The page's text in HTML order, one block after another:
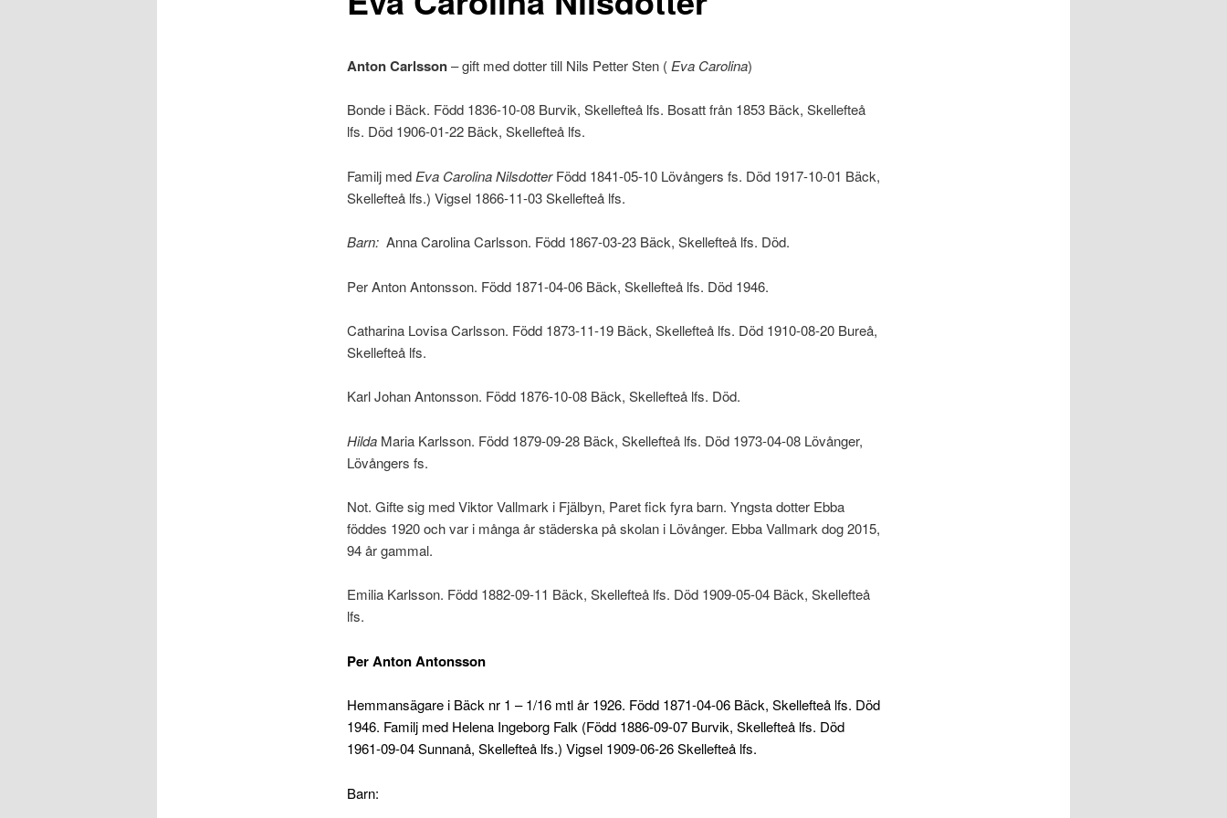
Anton Carlsson– gift med dotter till Nils Petter Sten ( Eva Carolina)
Bonde i Bäck. Född 1836-10-08 Burvik, Skellefteå lfs. Bosatt från 1853 Bäck, Skellefteå
lfs. Död 1906-01-22 Bäck, Skellefteå lfs.
Familj med Eva Carolina NilsdotterFödd 1841-05-10 Lövångers fs. Död 1917-10-01 Bäck,
Skellefteå lfs.) Vigsel 1866-11-03 Skellefteå lfs.
Barn: Anna Carolina Carlsson. Född 1867-03-23 Bäck, Skellefteå lfs. Död.
Per Anton Antonsson. Född 1871-04-06 Bäck, Skellefteå lfs. Död 1946.
Catharina Lovisa Carlsson. Född 1873-11-19 Bäck, Skellefteå lfs. Död 1910-08-20 Bureå,
Skellefteå lfs.
Karl Johan Antonsson. Född 1876-10-08 Bäck, Skellefteå lfs. Död.
Hilda Maria Karlsson. Född 1879-09-28 Bäck, Skellefteå lfs. Död 1973-04-08 Lövånger,
Lövångers fs.
Not. Gifte sig med Viktor Vallmark i Fjälbyn, Paret fick fyra barn. Yngsta dotter Ebba
föddes 1920 och var i många år städerska på skolan i Lövånger. Ebba Vallmark dog 2015,
94 år gammal.
Emilia Karlsson. Född 1882-09-11 Bäck, Skellefteå lfs. Död 1909-05-04 Bäck, Skellefteå
lfs.
Per Anton Antonsson
Hemmansägare i Bäck nr 1 – 1/16 mtl år 1926. Född 1871-04-06 Bäck, Skellefteå lfs. Död
1946. Familj med Helena Ingeborg Falk (Född 1886-09-07 Burvik, Skellefteå lfs. Död
1961-09-04 Sunnanå, Skellefteå lfs.) Vigsel 1909-06-26 Skellefteå lfs.
Barn: